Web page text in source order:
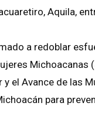
Aquila,
a redoblar
Michoacanas
el Avance de las
para